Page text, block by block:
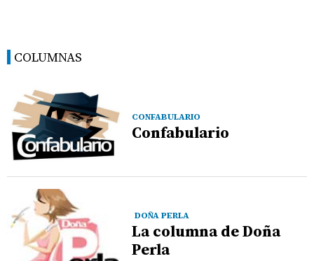
COLUMNAS
CONFABULARIO
Confabulario
DOÑA PERLA
La columna de Doña
Perla